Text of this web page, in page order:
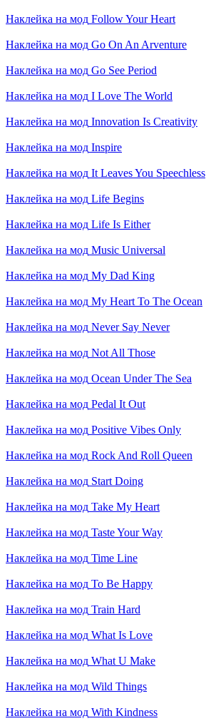
Наклейка на мод Follow Your Heart
Наклейка на мод Go On An Arventure
Наклейка на мод Go See Period
Наклейка на мод I Love The World
Наклейка на мод Innovation Is Creativity
Наклейка на мод Inspire
Наклейка на мод It Leaves You Speechless
Наклейка на мод Life Begins
Наклейка на мод Life Is Either
Наклейка на мод Music Universal
Наклейка на мод My Dad King
Наклейка на мод My Heart To The Ocean
Наклейка на мод Never Say Never
Наклейка на мод Not All Those
Наклейка на мод Ocean Under The Sea
Наклейка на мод Pedal It Out
Наклейка на мод Positive Vibes Only
Наклейка на мод Rock And Roll Queen
Наклейка на мод Start Doing
Наклейка на мод Take My Heart
Наклейка на мод Taste Your Way
Наклейка на мод Time Line
Наклейка на мод To Be Happy
Наклейка на мод Train Hard
Наклейка на мод What Is Love
Наклейка на мод What U Make
Наклейка на мод Wild Things
Наклейка на мод With Kindness